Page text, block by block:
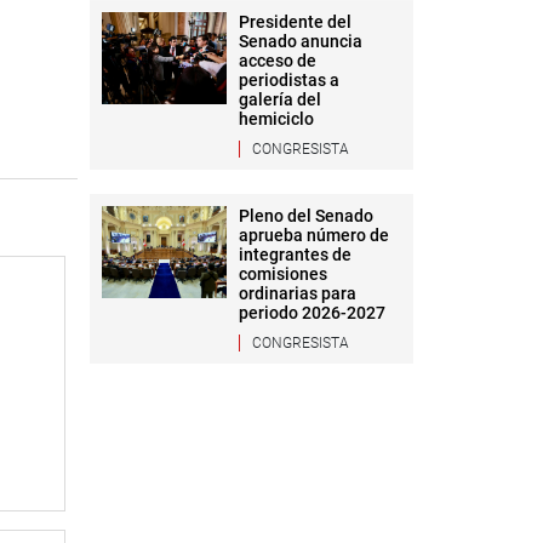
Presidente del
Senado anuncia
acceso de
periodistas a
galería del
hemiciclo
CONGRESISTA
Pleno del Senado
aprueba número de
integrantes de
comisiones
ordinarias para
periodo 2026-2027
CONGRESISTA